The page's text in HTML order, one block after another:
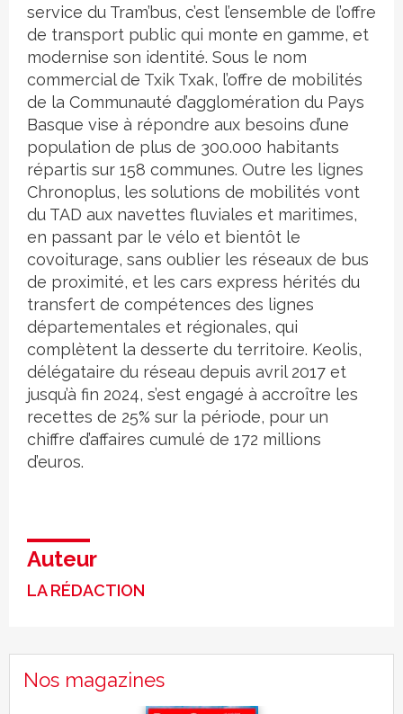
service du Tram’bus, c’est l’ensemble de l’offre
de transport public qui monte en gamme, et
modernise son identité. Sous le nom
commercial de Txik Txak, l’offre de mobilités
de la Communauté d’agglomération du Pays
Basque vise à répondre aux besoins d’une
population de plus de 300.000 habitants
répartis sur 158 communes. Outre les lignes
Chronoplus, les solutions de mobilités vont
du TAD aux navettes fluviales et maritimes,
en passant par le vélo et bientôt le
covoiturage, sans oublier les réseaux de bus
de proximité, et les cars express hérités du
transfert de compétences des lignes
départementales et régionales, qui
complètent la desserte du territoire. Keolis,
délégataire du réseau depuis avril 2017 et
jusqu’à fin 2024, s’est engagé à accroître les
recettes de 25% sur la période, pour un
chiffre d’affaires cumulé de 172 millions
d’euros.
Auteur
LA RÉDACTION
Nos magazines